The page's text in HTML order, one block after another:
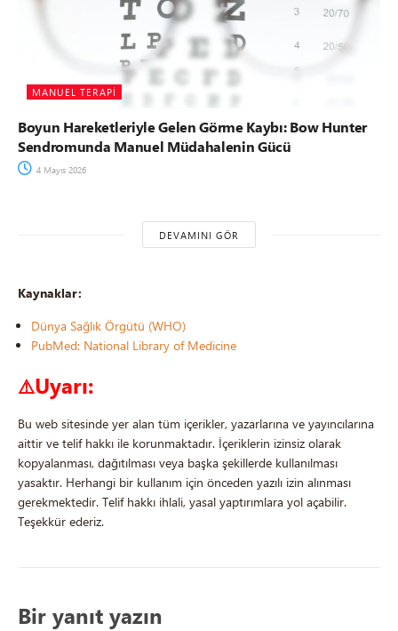
MANUEL TERAPI
Boyun Hareketleriyle Gelen Görme Kaybı: Bow Hunter
Sendromunda Manuel Müdahalenin Gücü
4 Mayıs 2026
DEVAMINI GÖR
Kaynaklar:
Dünya Sağlık Örgütü (WHO)
PubMed: National Library of Medicine
⚠️Uyarı:
Bu web sitesinde yer alan tüm içerikler, yazarlarına ve yayıncılarına
aittir ve telif hakkı ile korunmaktadır. İçeriklerin izinsiz olarak
kopyalanması, dağıtılması veya başka şekillerde kullanılması
yasaktır. Herhangi bir kullanım için önceden yazılı izin alınması
gerekmektedir. Telif hakkı ihlali, yasal yaptırımlara yol açabilir.
Teşekkür ederiz.
Bir yanıt yazın